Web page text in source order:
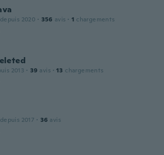
2020 · 356 avis · 1 chargements
2013 · 39 avis · 13 chargements
2017 · 36 avis